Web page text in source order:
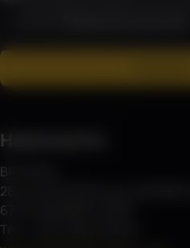
Haemmerlin
BP 30045
28 rue de Steinbourg,
67701 SAVERNE CEDEX
Tél : (+33) 3 88 01 85 00